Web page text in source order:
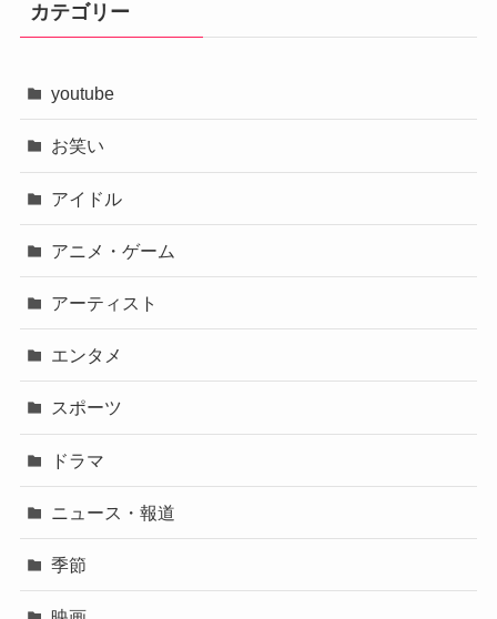
カテゴリー
youtube
お笑い
アイドル
アニメ・ゲーム
アーティスト
エンタメ
スポーツ
ドラマ
ニュース・報道
季節